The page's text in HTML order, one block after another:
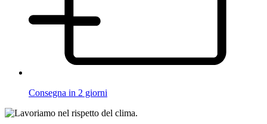
Consegna in 2 giorni